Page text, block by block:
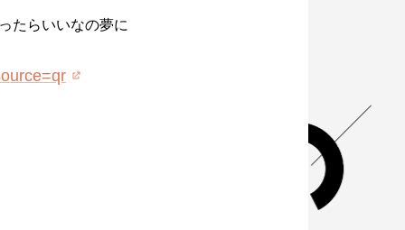
たらいいなの夢に